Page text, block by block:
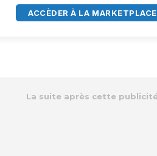
ACCÈDER À LA MARKETPLACE